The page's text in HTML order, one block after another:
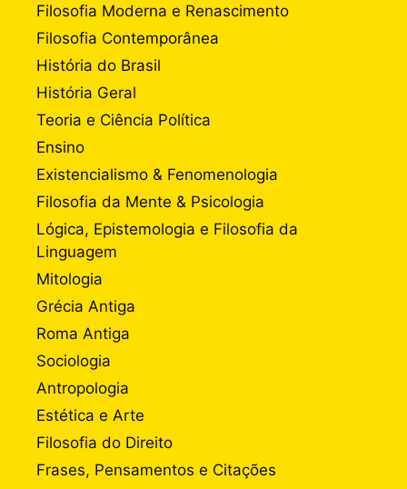
Filosofia Moderna e Renascimento
Filosofia Contemporânea
História do Brasil
História Geral
Teoria e Ciência Política
Ensino
Existencialismo & Fenomenologia
Filosofia da Mente & Psicologia
Lógica, Epistemologia e Filosofia da
Linguagem
Mitologia
Grécia Antiga
Roma Antiga
Sociologia
Antropologia
Estética e Arte
Filosofia do Direito
Frases, Pensamentos e Citações